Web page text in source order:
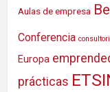
Aulas de empresa
Conferencia
Europa
prácticas